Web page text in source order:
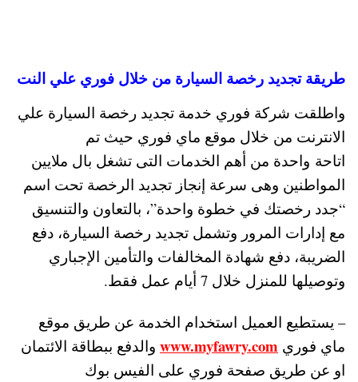
طريقة تجديد رخصة السيارة من خلال فوري علي النت
واطلقت شركة فوري خدمة تجديد رخصة السيارة علي
الانترنت من خلال موقع ماي فوري حيث تم
اتاحة واحدة من أهم الخدمات التى تشغل بال ملايين
المواطنين وهى سرعة إنجاز تجديد الرخصة تحت اسم
“جدد رخصتك في خطوة واحدة”، بالتعاون والتنسيق
مع إدارات المرور وتشمل تجديد رخصة السيارة، دفع
الضريبة، دفع شهادة المخالفات والتأمين الإجباري
وتوصيلها للمنزل خلال 7 أيام عمل فقط.
– يستطيع العميل استخدام الخدمة عن طريق موقع
ماي فوري www.myfawry.com والدفع ببطاقة الائتمان
او عن طريق صفحة فوري على الفيس بوك